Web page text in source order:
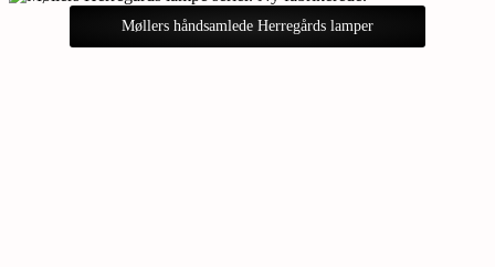
Møllers håndsamlede Herregårds lamper